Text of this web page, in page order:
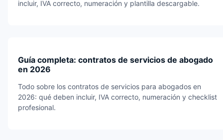
incluir, IVA correcto, numeración y plantilla descargable.
Guía completa: contratos de servicios de abogado
en 2026
Todo sobre los contratos de servicios para abogados en
2026: qué deben incluir, IVA correcto, numeración y checklist
profesional.